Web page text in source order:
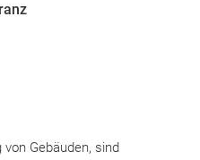
Gebäuden, sind